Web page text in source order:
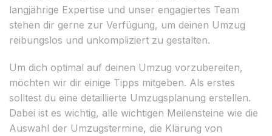
langjährige Expertise und unser engagiertes Team
stehen dir gerne zur Verfügung, um deinen Umzug
reibungslos und unkompliziert zu gestalten.
Um dich optimal auf deinen Umzug vorzubereiten,
möchten wir dir einige Tipps mitgeben. Als erstes
solltest du eine detaillierte Umzugsplanung erstellen.
Dabei ist es wichtig, alle wichtigen Meilensteine wie die
Auswahl der Umzugstermine, die Klärung von